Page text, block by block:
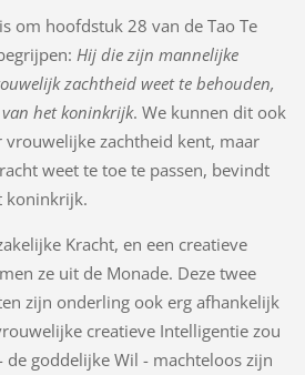
om hoofdstuk 28 van de Tao Te
Hij die zijn mannelijke
zachtheid weet te behouden,
het koninkrijk. We kunnen dit ook
vrouwelijke zachtheid kent, maar
weet te toe te passen, bevindt
koninkrijk.
Kracht, en een creatieve
ze uit de Monade. Deze twee
zijn onderling ook erg afhankelijk
creatieve Intelligentie zou
de goddelijke Wil - machteloos zijn